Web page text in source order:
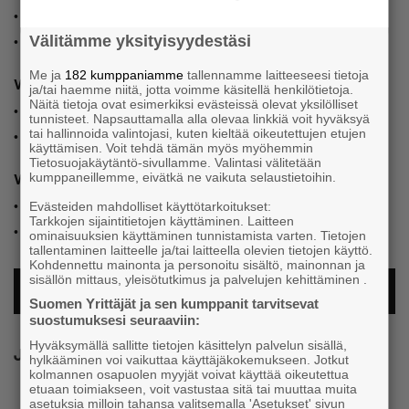
•
•
Graafit (pdf)
Vantaan seutu
•
Alueellinen raportti (pdf)
•
Graafit (pdf)
Varsinais-Suomi
•
Alueellinen raportti (pdf)
•
Graafit (pdf)
TAKAISIN PK-YRITYSBAROMETRI 1/2024 -SIVULLE
Jaa
Välitämme yksityisyydestäsi
Me ja 182 kumppaniamme tallennamme laitteeseesi tietoja
ja/tai haemme niitä, jotta voimme käsitellä henkilötietoja.
Näitä tietoja ovat esimerkiksi evästeissä olevat yksilölliset
tunnisteet. Napsauttamalla alla olevaa linkkiä voit hyväksyä
tai hallinnoida valintojasi, kuten kieltää oikeutettujen etujen
käyttämisen. Voit tehdä tämän myös myöhemmin
Tietosuojakäytäntö-sivullamme. Valintasi välitetään
kumppaneillemme, eivätkä ne vaikuta selaustietoihin.
Evästeiden mahdolliset käyttötarkoitukset:
Tarkkojen sijaintitietojen käyttäminen. Laitteen
ominaisuuksien käyttäminen tunnistamista varten. Tietojen
tallentaminen laitteelle ja/tai laitteella olevien tietojen käyttö.
Kohdennettu mainonta ja personoitu sisältö, mainonnan ja
sisällön mittaus, yleisötutkimus ja palvelujen kehittäminen .
Suomen Yrittäjät ja sen kumppanit tarvitsevat
suostumuksesi seuraaviin:
Hyväksymällä sallitte tietojen käsittelyn palvelun sisällä,
hylkääminen voi vaikuttaa käyttäjäkokemukseen. Jotkut
kolmannen osapuolen myyjät voivat käyttää oikeutettua
etuaan toimiakseen, voit vastustaa sitä tai muuttaa muita
asetuksia milloin tahansa valitsemalla 'Asetukset' sivun